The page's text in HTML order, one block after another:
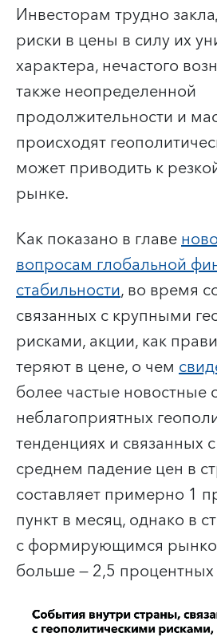
Инвесторам трудно
риски в цены в силу их
характера, нечастого
также неопределенной
продолжительности и
происходят
может приводить к
рынке.
Как показано в главе
вопросам глобальной
стабильности, во время
связанных с крупными
рисками, акции, как
теряют в цене, о чем
более частые новостные
неблагоприятных
тенденциях и связанных
среднем падение цен в
составляет примерно 1
пункт в месяц, однако в
с формирующимся
больше — 2,5 процентных